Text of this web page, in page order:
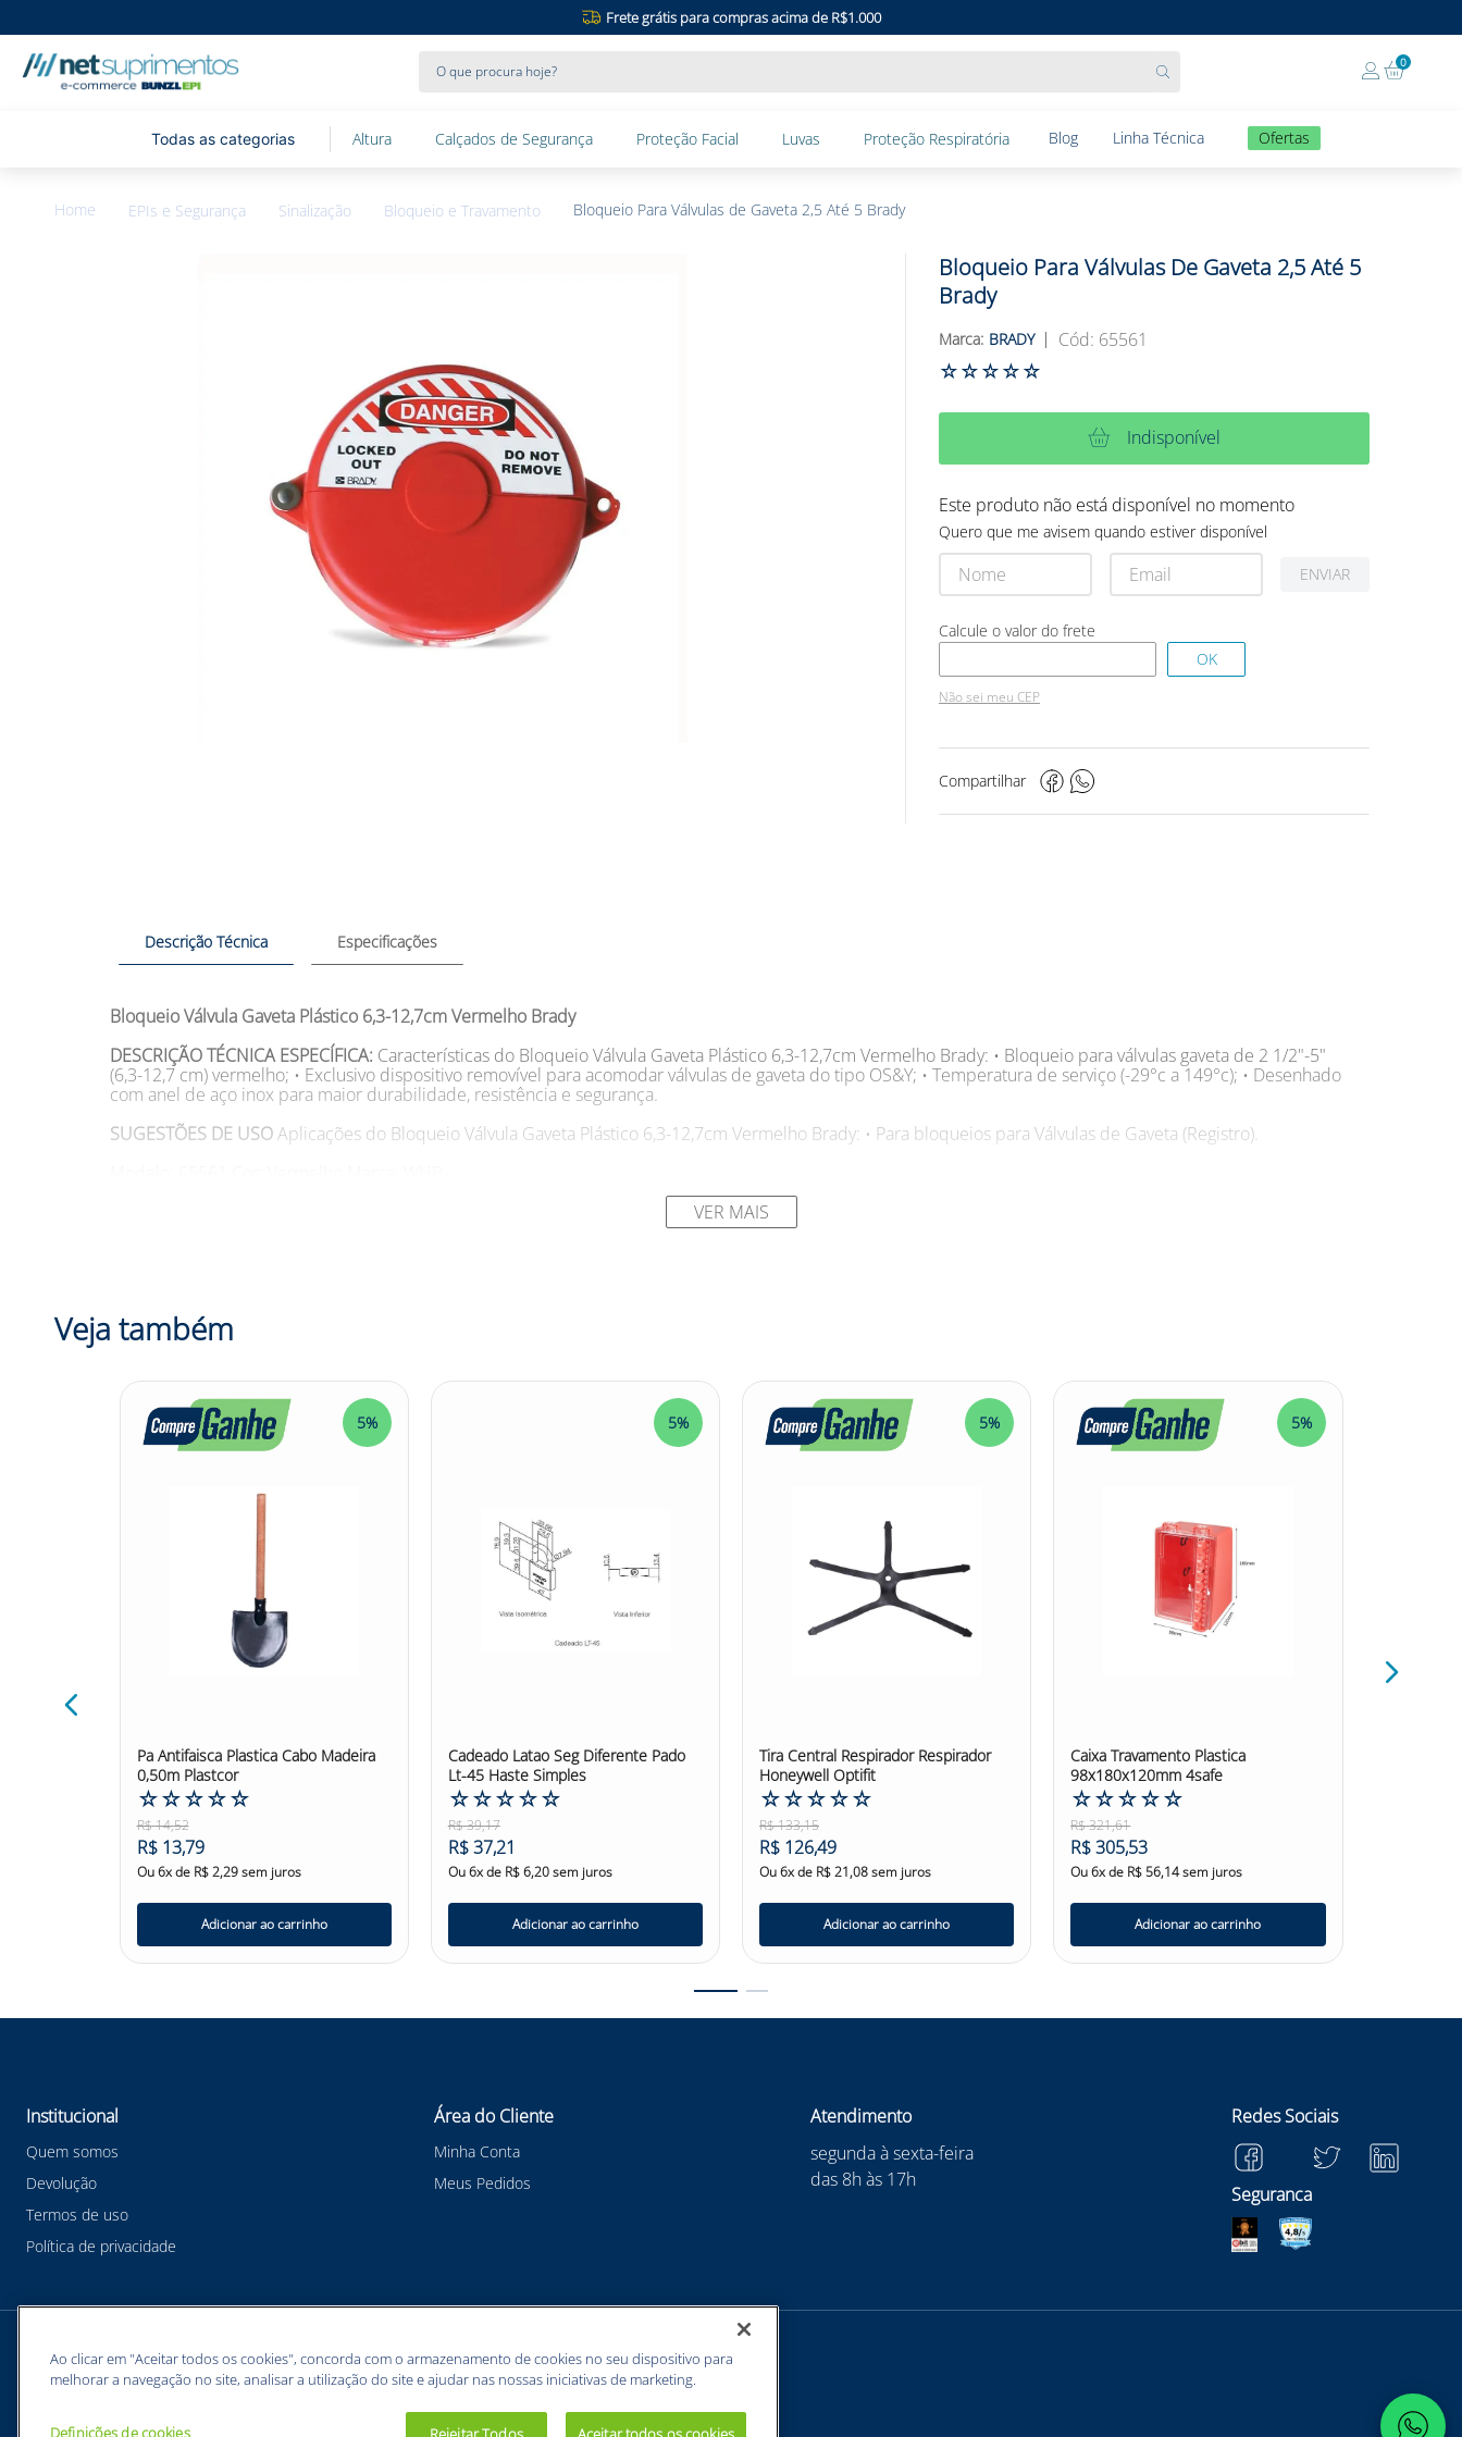
Frete grátis para compras acima de R$1.000
0
Altura Calçados de Segurança Proteção Facial Luvas Proteção Respiratória Blog Linha Técnica Ofertas
EPIs e Segurança Sinalização Bloqueio e Travamento Bloqueio Para Válvulas de Gaveta 2,5 Até 5 Brady
Bloqueio Para Válvulas De Gaveta 2,5 Até 5
Brady
BRADY : 65561
☆☆☆☆☆
Indisponível
Este produto não está disponível no momento
Quero que me avisem quando estiver disponível
ENVIAR
Não sei meu CEP
Compartilhar
Descrição Técnica Especificações
Bloqueio Válvula Gaveta Plástico 6,3-12,7cm Vermelho Brady
DESCRIÇÃO TÉCNICA ESPECÍFICA: Características do Bloqueio Válvula Gaveta Plástico 6,3-12,7cm Vermelho Brady: • Bloqueio para válvulas gaveta de 2 1/2"-5"
(6,3-12,7 cm) vermelho; • Exclusivo dispositivo removível para acomodar válvulas de gaveta do tipo OS&Y; • Temperatura de serviço (-29°c a 149°c); • Desenhado
com anel de aço inox para maior durabilidade, resistência e segurança.
SUGESTÕES DE USOAplicações do Bloqueio Válvula Gaveta Plástico 6,3-12,7cm Vermelho Brady: • Para bloqueios para Válvulas de Gaveta (Registro).
Você já teve problemas com a segurança das válvulas de gaveta da sua empresa? Bloqueá-las pode ser uma tarefa complicada e
perigosa, mas a solução para esse problema está aqui: o Bloqueio Válvula Gaveta Plástico 6,3-12,7cm Vermelho Brady. Com ele, você pode bloquear com
conhece todas as vantagens do Bloqueio Válvula Gaveta Plástico 6,3-12,7cm Vermelho Brady, não perca mais tempo e adquira o seu na Net Suprimentos!
Compre agora mesmo e tenha mais segurança na sua empresa.
#EPI
VER MAIS
Veja também
5%
Pa Antifaisca Plastica Cabo Madeira
0,50m Plastcor
☆☆☆☆☆
R$14,52
R$ 13,79
Ou6x de R$ 2,29sem juros
Adicionar ao carrinho
5%
Cadeado Latao Seg Diferente Pado
Lt-45 Haste Simples
☆☆☆☆☆
R$39,17
R$37,21
Ou6x de R$6,20sem juros
Adicionar ao carrinho
5%
Tira Central Respirador Respirador
Honeywell Optifit
☆☆☆☆☆
R$133,15
R$ 126,49
Ou6x de R$21,08sem juros
Adicionar ao carrinho
5%
Caixa Travamento Plastica
98x180x120mm 4safe
☆☆☆☆☆
R$321,61
R$305,53
Ou6x de R$56,14sem juros
Adicionar ao carrinho
Institucional
Quem somos
Devolução
Termos de uso
Política de privacidade
Área do Cliente
Minha Conta
Meus Pedidos
Atendimento
segunda à sexta-feira
das 8h às 17h
Redes Sociais
Seguranca
Meios de pagamentos
Ao clicar em "Aceitar todos os cookies", concorda com o armazenamento de cookies no seu dispositivo para
melhorar a navegação no site, analisar a utilização do site e ajudar nas nossas iniciativas de marketing.
Definições de cookies